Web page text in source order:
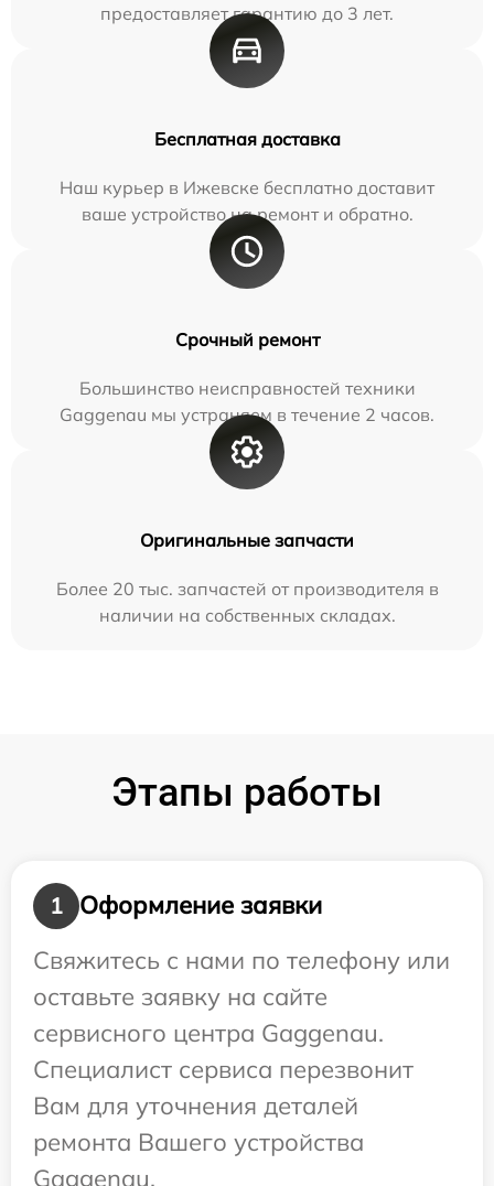
предоставляет гарантию до 3 лет.
Бесплатная доставка
Наш курьер в Ижевске бесплатно доставит
ваше устройство на ремонт и обратно.
Срочный ремонт
Большинство неисправностей техники
Gaggenau мы устраняем в течение 2 часов.
Оригинальные запчасти
Более 20 тыс. запчастей от производителя в
наличии на собственных складах.
Этапы работы
1
Оформление заявки
Свяжитесь с нами по телефону или
оставьте заявку на сайте
сервисного центра Gaggenau.
Специалист сервиса перезвонит
Вам для уточнения деталей
ремонта Вашего устройства
Gaggenau.